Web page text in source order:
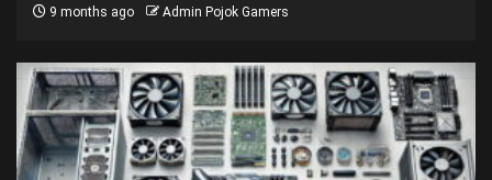
9 months ago Admin Pojok Gamers